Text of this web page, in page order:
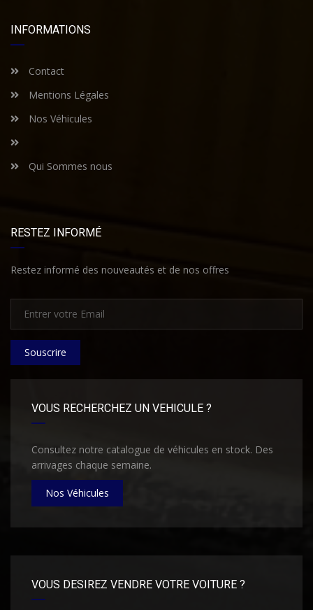
INFORMATIONS
Contact
Mentions Légales
Nos Véhicules
Qui Sommes nous
RESTEZ INFORMÉ
Restez informé des nouveautés et de nos offres
Souscrire
VOUS RECHERCHEZ UN VEHICULE ?
Consultez notre catalogue de véhicules en stock. Des
arrivages chaque semaine.
Nos Véhicules
VOUS DESIREZ VENDRE VOTRE VOITURE ?